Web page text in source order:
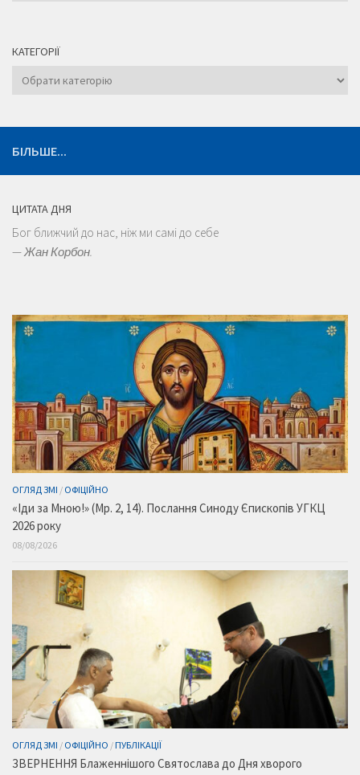
КАТЕГОРІЇ
Категорії
БІЛЬШЕ...
ЦИТАТА ДНЯ
Бог ближчий до нас, ніж ми самі до себе
—Жан Корбон.
ОГЛЯД ЗМІ / ОФІЦІЙНО
«Іди за Мною!» (Мр. 2, 14). Послання Синоду Єпископів УГКЦ
2026 року
08/08/2026
ОГЛЯД ЗМІ / ОФІЦІЙНО /ПУБЛІКАЦІЇ
ЗВЕРНЕННЯ Блаженнішого Святослава до Дня хворого